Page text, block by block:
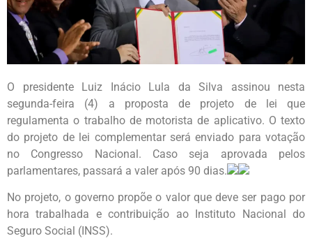
O presidente Luiz Inácio Lula da Silva assinou nesta
segunda-feira (4) a proposta de projeto de lei que
regulamenta o trabalho de motorista de aplicativo. O texto
do projeto de lei complementar será enviado para votação
no Congresso Nacional. Caso seja aprovada pelos
parlamentares, passará a valer após 90 dias.
No projeto, o governo propõe o valor que deve ser pago por
hora trabalhada e contribuição ao Instituto Nacional do
Seguro Social (INSS).